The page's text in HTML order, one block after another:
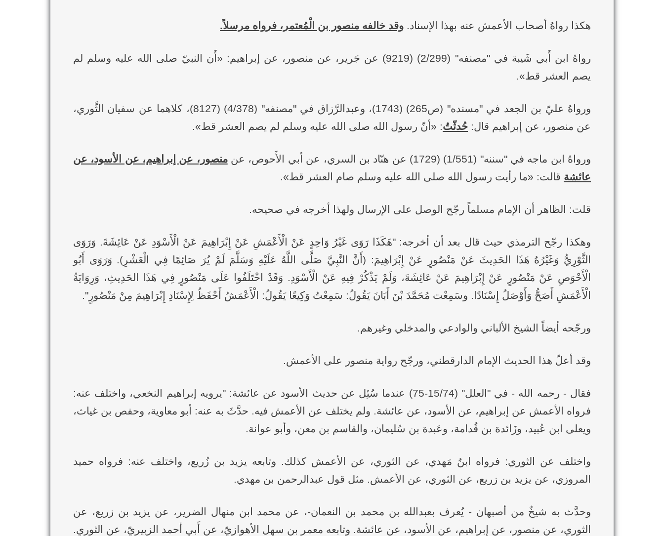
هكذا رواهُ أصحاب الأعمش عنه بهذا الإسناد. وقد خالفه منصور بن الْمُعتمر، فرواه مرسلاً.
رواهُ ابن أَبي شَيبة في "مصنفه" (2/299) (9219) عن جَرير، عن منصور، عن إبراهيم: «أَن النبيّ صلى الله عليه وسلم لم
يصم العشر قط».
ورواهُ عليّ بن الجعد في "مسنده" (ص265) (1743)، وعبدالرَّزاق في "مصنفه" (4/378) (8127)، كلاهما عن سفيان الثَّوري،
عن منصور، عن إبراهيم قال: حُدثّتُ: «أنّ رسول الله صلى الله عليه وسلم لم يصم العشر قط».
ورواهُ ابن ماجه في "سننه" (1/551) (1729) عن هنّاد بن السري، عن أبي الأَحوص، عن
منصور، عن إبراهيم، عن الأسود، عن
عائشة قالت: «ما رأيت رسول الله صلى الله عليه وسلم صام العشر قط».
قلت: الظاهر أن الإمام مسلماً رجّح الوصل على الإرسال ولهذا أخرجه في صحيحه.
وهكذا رجّح الترمذي حيث قال بعد أن أخرجه: "هَكَذَا رَوَى غَيْرُ وَاحِدٍ عَنْ الْأَعْمَشِ عَنْ إِبْرَاهِيمَ عَنْ الْأَسْوَدِ عَنْ عَائِشَةَ. وَرَوَى
الثَّوْرِيُّ وَغَيْرُهُ هَذَا الحَدِيثَ عَنْ مَنْصُورٍ عَنْ إِبْرَاهِيمَ: (أَنَّ النَّبِيَّ صَلَّى اللَّهُ عَلَيْهِ وَسَلَّمَ لَمْ يُرَ صَائِمًا فِي الْعَشْرِ). وَرَوَى أَبُو
الْأَحْوَصِ عَنْ مَنْصُورٍ عَنْ إِبْرَاهِيمَ عَنْ عَائِشَةَ، وَلَمْ يَذْكُرْ فِيهِ عَنْ الْأَسْوَدِ. وَقَدْ اخْتَلَفُوا عَلَى مَنْصُورٍ فِي هَذَا الحَدِيثِ، وَرِوَايَةُ
الْأَعْمَشِ أَصَحُّ وَأَوْصَلُ إِسْنَادًا. وسَمِعْت مُحَمَّدَ بْنَ أَبَانَ يَقُولُ: سَمِعْتُ وَكِيعًا يَقُولُ: الْأَعْمَشُ أَحْفَظُ لِإِسْنَادِ إِبْرَاهِيمَ مِنْ مَنْصُورٍ".
ورجّحه أيضاً الشيخ الألباني والوادعي والمدخلي وغيرهم.
وقد أعلّ هذا الحديث الإمام الدارقطني، ورجّح رواية منصور على الأعمش.
فقال - رحمه الله - في "العلل" (15/74-75) عندما سُئِل عن حديث الأسود عن عائشة: "يرويه إبراهيم النخعي، واختلف عنه:
فرواه الأعمش عن إبراهيم، عن الأسود، عن عائشة. ولم يختلف عن الأعمش فيه. حدَّثَ به عنه: أبو معاوية، وحفص بن غياث،
ويعلى ابن عُبيد، وزَائدة بن قُدامة، وعَبدة بن سُليمان، والقاسم بن معن، وأبو عوانة.
واختلف عن الثوري: فرواه ابنُ مَهدي، عن الثوري، عن الأعمش كذلك. وتابعه يزيد بن زُريع، واختلف عنه: فرواه حميد
المروزي، عن يزيد بن زريع، عن الثوري، عن الأعمش. مثل قول عبدالرحمن بن مهدي.
وحدَّث به شيخٌ من أصبهان - يُعرف بعبدالله بن محمد بن النعمان-، عن محمد ابن منهال الضرير، عن يزيد بن زريع، عن
الثوري، عن منصور، عن إبراهيم، عن الأسود، عن عائشة. وتابعه معمر بن سهل الأهوازيّ، عن أَبي أحمد الزبيريّ، عن الثوري.